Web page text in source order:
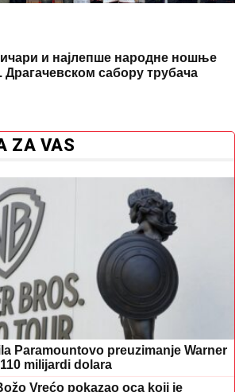
и најлепше народне ношње
Драгачевском сабору трубача
ZA VAS
Paramountovo preuzimanje Warner
milijardi dolara
Vrećo pokazao oca koji je